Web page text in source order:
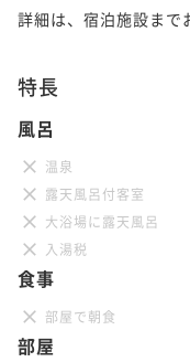
詳細は、宿泊施設まで
特長
風呂
温泉
露天風呂付客室
大浴場に露天風呂
入湯税
食事
部屋で朝食
部屋